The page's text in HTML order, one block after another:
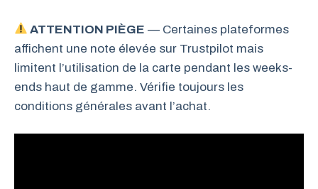
ATTENTION PIÈGE — Certaines plateformes
affichent une note élevée sur Trustpilot mais
limitent l’utilisation de la carte pendant les weeks-
ends haut de gamme. Vérifie toujours les
conditions générales avant l’achat.